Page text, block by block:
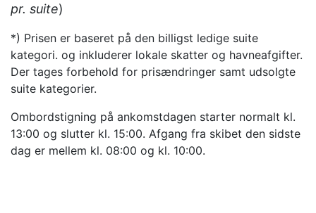
pr. suite)
*) Prisen er baseret på den billigst ledige suite
kategori. og inkluderer lokale skatter og havneafgifter.
Der tages forbehold for prisændringer samt udsolgte
suite kategorier.
Ombordstigning på ankomstdagen starter normalt kl.
13:00 og slutter kl. 15:00. Afgang fra skibet den sidste
dag er mellem kl. 08:00 og kl. 10:00.